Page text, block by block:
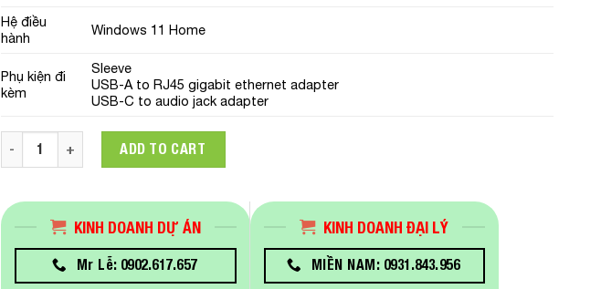
Hệ điều
hành
Windows 11 Home
Phụ kiện đi
kèm
Sleeve
USB-A to RJ45 gigabit ethernet adapter
USB-C to audio jack adapter
Laptop Asus ZenBook UX325EA-KG658W (i7-1165G7/16GB RAM/512GB SSD/13.3 FHD/
ADD TO CART
KINH DOANH DỰ ÁN
Mr Lễ: 0902.617.657
KINH DOANH ĐẠI LÝ
MIỀN NAM: 0931.843.956